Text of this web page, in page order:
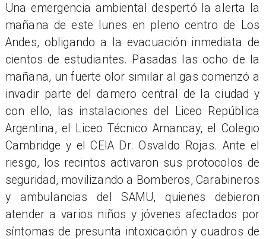
Una emergencia ambiental despertó la alerta la
mañana de este lunes en pleno centro de Los
Andes, obligando a la evacuación inmediata de
cientos de estudiantes. Pasadas las ocho de la
mañana, un fuerte olor similar al gas comenzó a
invadir parte del damero central de la ciudad y
con ello, las instalaciones del Liceo República
Argentina, el Liceo Técnico Amancay, el Colegio
Cambridge y el CEIA Dr. Osvaldo Rojas. Ante el
riesgo, los recintos activaron sus protocolos de
seguridad, movilizando a Bomberos, Carabineros
y ambulancias del SAMU, quienes debieron
atender a varios niños y jóvenes afectados por
síntomas de presunta intoxicación y cuadros de